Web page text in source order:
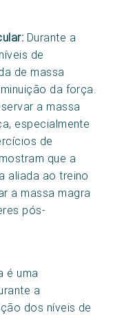
Durante a
de
de massa
da força.
a massa
especialmente
de
que a
aliada ao treino
a massa magra
pós-
é uma
a
dos níveis de